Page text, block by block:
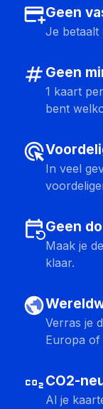
add_cardGeen
Je betaalt
numbers Geen
1 kaart
bent
ads_click
In veel
event_repeatGeen
Maak je
klaar.
public
Verras je
Europa of
co2CO2-
Al je